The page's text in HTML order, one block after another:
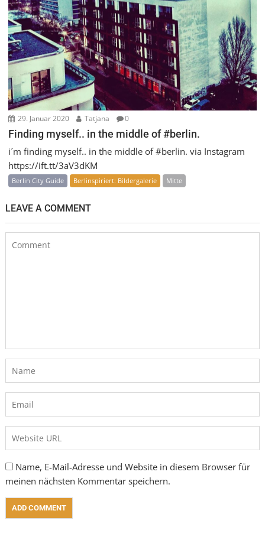
29. Januar 2020 Tatjana 0
Finding myself.. in the middle of #berlin.
i´m finding myself.. in the middle of #berlin. via Instagram
https://ift.tt/3aV3dKM
Berlin City Guide Berlinspiriert: Bildergalerie Mitte
LEAVE A COMMENT
Name, E-Mail-Adresse und Website in diesem Browser für
meinen nächsten Kommentar speichern.